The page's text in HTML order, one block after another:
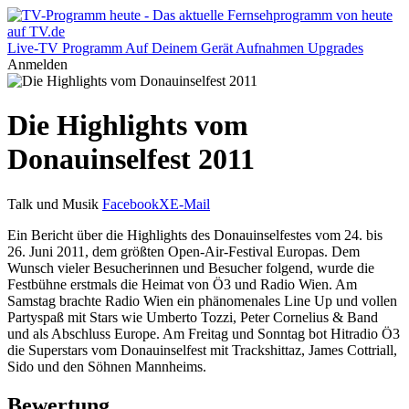
Live-TV Programm Auf Deinem Gerät Aufnahmen Upgrades
Anmelden
Die Highlights vom
Donauinselfest 2011
Talk und Musik FacebookXE-Mail
Ein Bericht über die Highlights des Donauinselfestes vom 24. bis
26. Juni 2011, dem größten Open-Air-Festival Europas. Dem
Wunsch vieler Besucherinnen und Besucher folgend, wurde die
Festbühne erstmals die Heimat von Ö3 und Radio Wien. Am
Samstag brachte Radio Wien ein phänomenales Line Up und vollen
Partyspaß mit Stars wie Umberto Tozzi, Peter Cornelius & Band
und als Abschluss Europe. Am Freitag und Sonntag bot Hitradio Ö3
die Superstars vom Donauinselfest mit Trackshittaz, James Cottriall,
Sido und den Söhnen Mannheims.